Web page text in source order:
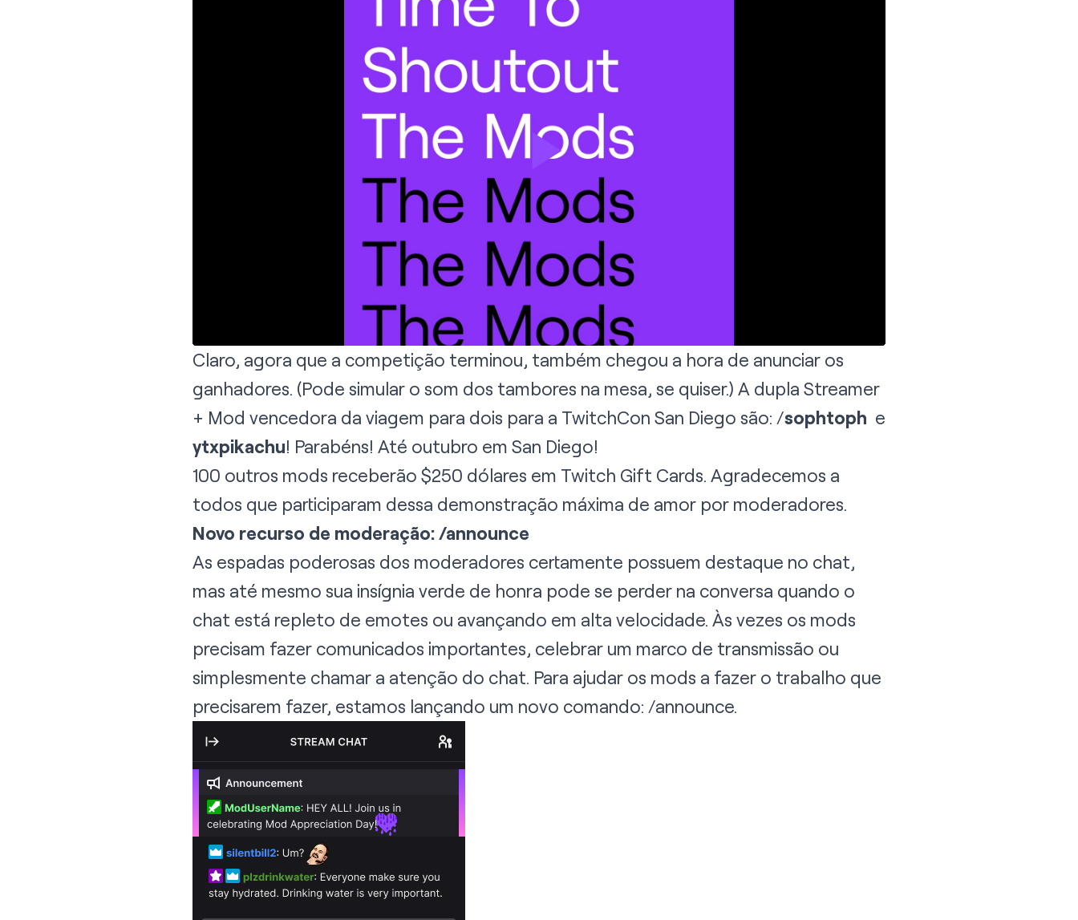
Claro, agora que a competição terminou, também chegou a hora de anunciar os
ganhadores. (Pode simular o som dos tambores na mesa, se quiser.) A dupla Streamer
+ Mod vencedora da viagem para dois para a TwitchCon San Diego são: /sophtoph e
ytxpikachu! Parabéns! Até outubro em San Diego!
100 outros mods receberão $250 dólares em Twitch Gift Cards. Agradecemos a
todos que participaram dessa demonstração máxima de amor por moderadores.
Novo recurso de moderação: /announce
As espadas poderosas dos moderadores certamente possuem destaque no chat,
mas até mesmo sua insígnia verde de honra pode se perder na conversa quando o
chat está repleto de emotes ou avançando em alta velocidade. Às vezes os mods
precisam fazer comunicados importantes, celebrar um marco de transmissão ou
simplesmente chamar a atenção do chat. Para ajudar os mods a fazer o trabalho que
precisarem fazer, estamos lançando um novo comando: /announce.